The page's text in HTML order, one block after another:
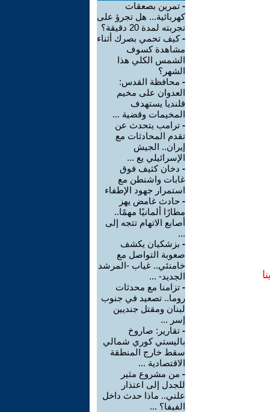
- تمرين بصعقات
كهربائية... هل تجرؤ على
تجربته لمدة 20 دقيقة؟
-كيف تحمي بصرك أثناء
مشاهدة كسوف
الشمس الكلي هذا
الشهر؟
- محافظة القدس:
العدوان على مخيم
قلنديا يستهدف
المخيمات وقضية ...
- ترامب يتحدث عن
تقدم المحادثات مع
إيران.. الجيش
الإسرائيلي يع ...
- دخان كثيف فوق
غابات واشنطن مع
استمرار جهود الإطفاء
- حادث غامض يهز
مطارًا ألمانيًا مهمًا..
أصابع الاتهام تتجه إلى
...
- بزشكيان يكشف
صعوبة التواصل مع
خامنئي.. غياب -المرشد
الجديد- ...
- تزامنا مع محدثات
روما.. تصعيد في جنوب
لبنان ومقتل جنديين
إسر ...
- تقارير: صاروخ
باليستي كوري شمالي
سقط خارج المنطقة
الاقتصادية ...
- من مشروع مثير
للجدل إلى اعتذار
علني.. ماذا حدث داخل
الفيفا؟ ...